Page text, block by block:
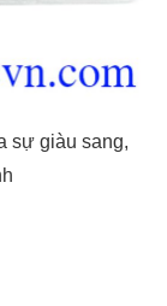
sự giàu sang,